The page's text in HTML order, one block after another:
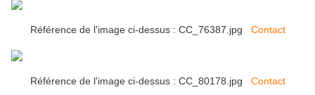
Référence de l'image ci-dessus : CC_76387.jpg Contact
Référence de l'image ci-dessus : CC_80178.jpg Contact